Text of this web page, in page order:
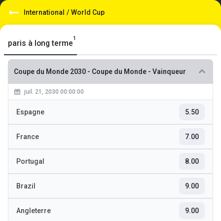
International / World Cup
paris à long terme
1
Coupe du Monde 2030 - Coupe du Monde - Vainqueur
juil. 21, 2030 00:00:00
Espagne 5.50
France 7.00
Portugal 8.00
Brazil 9.00
Angleterre 9.00